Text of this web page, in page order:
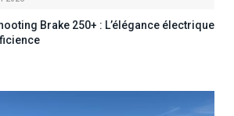
Brake 250+ : L’élégance électrique